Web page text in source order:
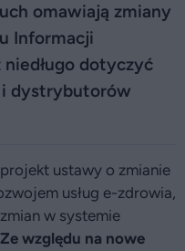
omawiają zmiany
Informacji
dotyczyć
dystrybutorów
ustawy o zmianie
usług e-zdrowia,
w systemie
Ze względu na nowe